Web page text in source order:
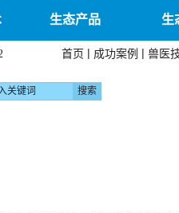
生态产品 生
首页 | 成功案例 | 兽医